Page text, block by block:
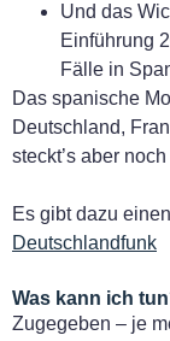
Und das
Einführung
Fälle in
Das spanische
Deutschland,
steckt’s aber
Es gibt dazu
Deutschlandfunk
Was kann ich
Zugegeben – je